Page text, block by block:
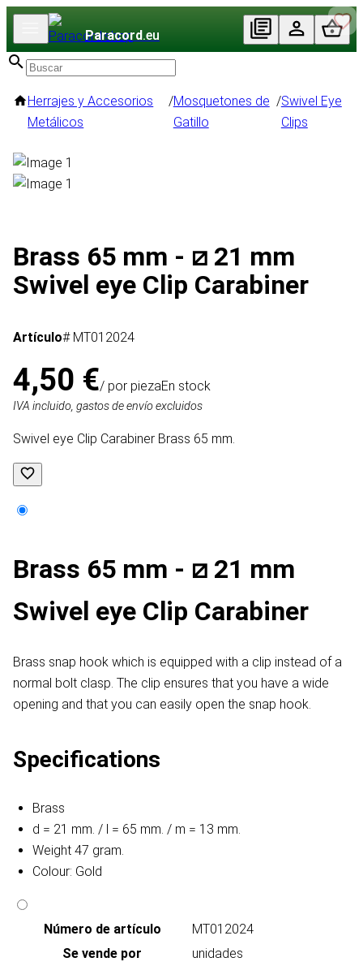
Paracord.eu
Herrajes y Accesorios
Metálicos
/Mosquetones de
Gatillo
/Swivel Eye
Clips
Brass 65 mm - ⧄ 21 mm
Swivel eye Clip Carabiner
Artículo# MT012024
4,50 €/ por piezaEn stock
IVA incluido, gastos de envío excluidos
Swivel eye Clip Carabiner Brass 65 mm.
Brass 65 mm - ⧄ 21 mm
Swivel eye Clip Carabiner
Brass snap hook which is equipped with a clip instead of a
normal bolt clasp. The clip ensures that you have a wide
opening and that you can easily open the snap hook.
Specifications
Brass
d = 21 mm. / l = 65 mm. / m = 13 mm.
Weight 47 gram.
Colour: Gold
Número de artículo
MT012024
Se vende por
unidades